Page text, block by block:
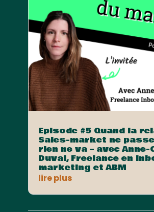
Episode #5 Quand la
Sales-market ne
rien ne va – avec Anne-
Duval, Freelance en
marketing et ABM
lire plus